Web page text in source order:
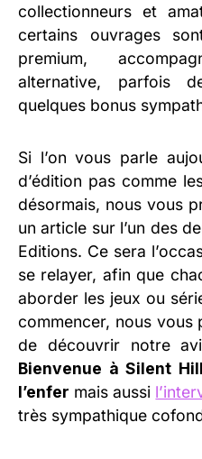
collectionneurs et
certains ouvrages
premium,
alternative, parfois
quelques bonus
Si l’on vous parle
d’édition pas comme
désormais, nous vous
un article sur l’un des
Editions. Ce sera
se relayer, afin que
aborder les jeux ou
commencer, nous
de découvrir notre
Bienvenue à Silent
l’enfer mais aussi
très sympathique